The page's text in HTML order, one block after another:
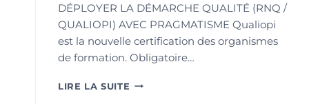
DÉPLOYER LA DÉMARCHE QUALITÉ (RNQ /
QUALIOPI) AVEC PRAGMATISME Qualiopi
est la nouvelle certification des organismes
de formation. Obligatoire…
LIRE LA SUITE RÉSUSSIR